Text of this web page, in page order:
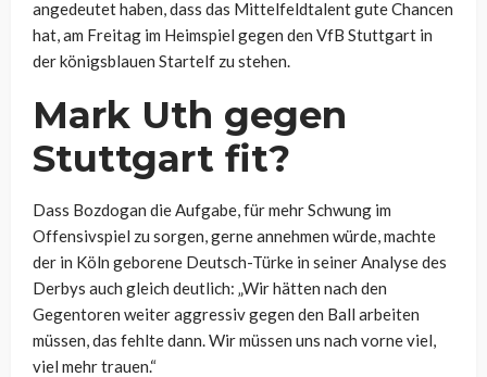
angedeutet haben, dass das Mittelfeldtalent gute Chancen
hat, am Freitag im Heimspiel gegen den VfB Stuttgart in
der königsblauen Startelf zu stehen.
Mark Uth gegen
Stuttgart fit?
Dass Bozdogan die Aufgabe, für mehr Schwung im
Offensivspiel zu sorgen, gerne annehmen würde, machte
der in Köln geborene Deutsch-Türke in seiner Analyse des
Derbys auch gleich deutlich: „Wir hätten nach den
Gegentoren weiter aggressiv gegen den Ball arbeiten
müssen, das fehlte dann. Wir müssen uns nach vorne viel,
viel mehr trauen.“